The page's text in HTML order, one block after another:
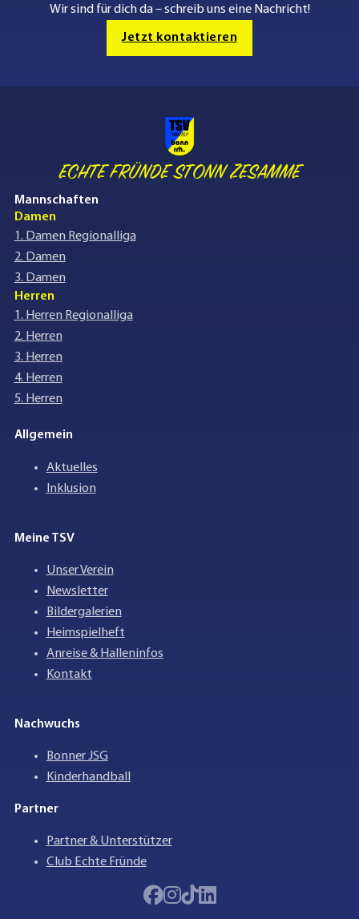
Wir sind für dich da – schreib uns eine Nachricht!
Jetzt kontaktieren
ECHTE FRÜNDE STONN ZESAMME
Mannschaften
Damen
1. Damen Regionalliga
2. Damen
3. Damen
Herren
1. Herren Regionalliga
2. Herren
3. Herren
4. Herren
5. Herren
Allgemein
Aktuelles
Inklusion
Meine TSV
Unser Verein
Newsletter
Bildergalerien
Heimspielheft
Anreise & Halleninfos
Kontakt
Nachwuchs
Bonner JSG
Kinderhandball
Partner
Partner & Unterstützer
Club Echte Fründe